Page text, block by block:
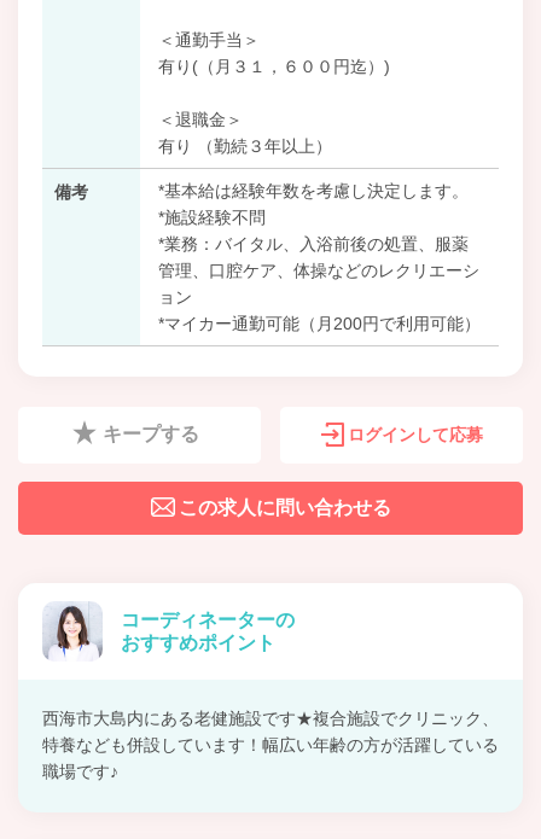
＜通勤手当＞
有り(（月３１，６００円迄）)
＜退職金＞
有り （勤続３年以上）
備考
*基本給は経験年数を考慮し決定します。
*施設経験不問
*業務：バイタル、入浴前後の処置、服薬
管理、口腔ケア、体操などのレクリエーシ
ョン
*マイカー通勤可能（月200円で利用可能）
キープする ログインして応募
この求人に問い合わせる
コーディネーターの
おすすめポイント
西海市大島内にある老健施設です★複合施設でクリニック、
特養なども併設しています！幅広い年齢の方が活躍している
職場です♪